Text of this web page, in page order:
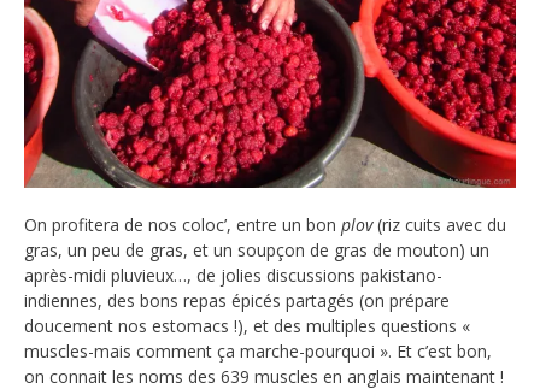
On profitera de nos coloc’, entre un bon plov(riz cuits avec du
gras, un peu de gras, et un soupçon de gras de mouton) un
après-midi pluvieux…, de jolies discussions pakistano-
indiennes, des bons repas épicés partagés (on prépare
doucement nos estomacs !), et des multiples questions «
muscles-mais comment ça marche-pourquoi ». Et c’est bon,
on connait les noms des 639 muscles en anglais maintenant !